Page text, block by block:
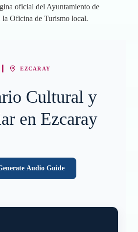
oficial del Ayuntamiento de
la Oficina de Turismo local.
EZCARAY
Cultural y
en Ezcaray
Audio Guide